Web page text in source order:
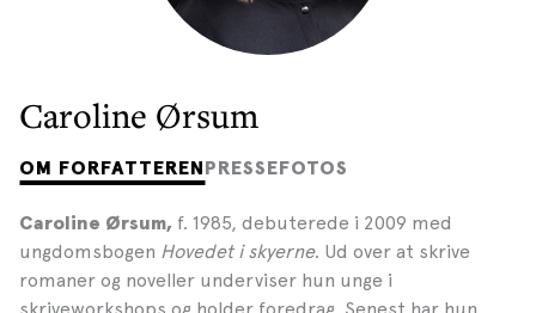
Caroline Ørsum
OM FORFATTERENPRESSEFOTOS
Caroline Ørsum, f. 1985, debuterede i 2009 med
ungdomsbogen Hovedet i skyerne. Ud over at skrive
romaner og noveller underviser hun unge i
skriveworkshops og holder foredrag. Senest har hun